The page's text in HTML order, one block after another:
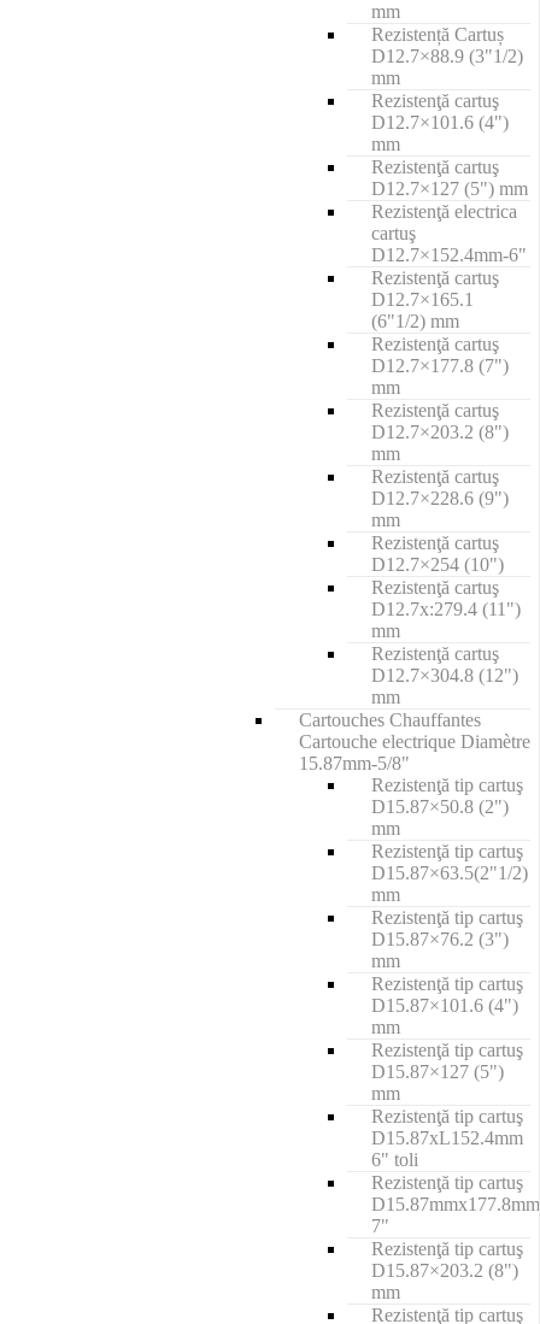
mm
Rezistență Cartuș
D12.7×88.9 (3"1/2)
mm
Rezistenţă cartuş
D12.7×101.6 (4")
mm
Rezistenţă cartuş
D12.7×127 (5") mm
Rezistenţă electrica
cartuş
D12.7×152.4mm-6"
Rezistenţă cartuş
D12.7×165.1
(6"1/2) mm
Rezistenţă cartuş
D12.7×177.8 (7")
mm
Rezistenţă cartuş
D12.7×203.2 (8")
mm
Rezistenţă cartuş
D12.7×228.6 (9")
mm
Rezistenţă cartuş
D12.7×254 (10")
Rezistenţă cartuş
D12.7x:279.4 (11")
mm
Rezistenţă cartuş
D12.7×304.8 (12")
mm
Cartouches Chauffantes
Cartouche electrique Diamètre
15.87mm-5/8"
Rezistenţă tip cartuş
D15.87×50.8 (2")
mm
Rezistenţă tip cartuş
D15.87×63.5(2"1/2)
mm
Rezistenţă tip cartuş
D15.87×76.2 (3")
mm
Rezistenţă tip cartuş
D15.87×101.6 (4")
mm
Rezistenţă tip cartuş
D15.87×127 (5")
mm
Rezistenţă tip cartuş
D15.87xL152.4mm
6" toli
Rezistenţă tip cartuş
D15.87mmx177.8mm
7"
Rezistenţă tip cartuş
D15.87×203.2 (8")
mm
Rezistenţă tip cartuş